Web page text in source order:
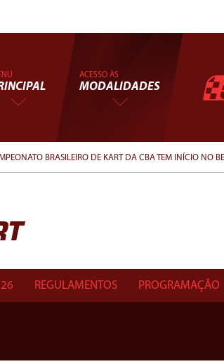
ACESSO ÀS
MODALIDADES
BRASILEIRO DE KART DA CBA TEM INÍCIO NO
REGULAMENTOS PROGRAMAÇÃO